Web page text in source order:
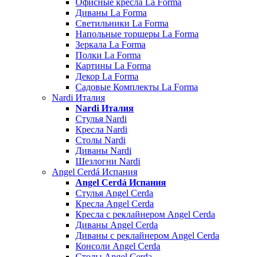
Офисные кресла La Forma
Диваны La Forma
Светильники La Forma
Напольные торшеры La Forma
Зеркала La Forma
Полки La Forma
Картины La Forma
Декор La Forma
Садовые Комплекты La Forma
Nardi Италия
Nardi Италия
Стулья Nardi
Кресла Nardi
Столы Nardi
Диваны Nardi
Шезлогни Nardi
Angel Cerdá Испания
Angel Cerdá Испания
Стулья Angel Cerda
Кресла Angel Cerda
Кресла с реклайнером Angel Cerda
Диваны Angel Cerda
Диваны с реклайнером Angel Cerda
Консоли Angel Cerda